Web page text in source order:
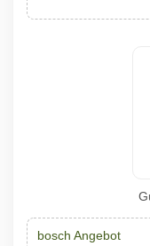
bosch Angebot